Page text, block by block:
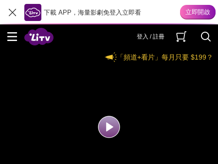
下載 APP，海量影劇免登入立即看
登入 / 註冊
「頻道+看片」每月只要 $199？